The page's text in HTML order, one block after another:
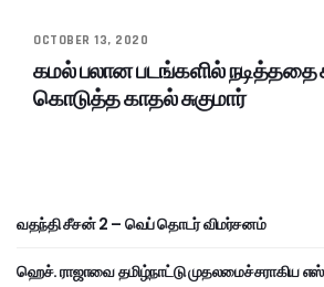
OCTOBER 13, 2020
கமல் பலான படங்களில் நடித்ததை
கொடுத்த காதல் சுகுமார்
வதந்தி சீசன் 2 – வெப் தொடர் விமர்சனம்
ஹெச். ராஜாவை தமிழ்நாட்டு முதலமைச்சராகிய